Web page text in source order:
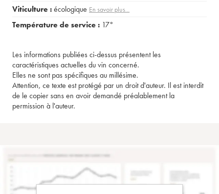
Viticulture :écologique En savoir plus...
Température de service : 17°
Les informations publiées ci-dessus présentent les
caractéristiques actuelles du vin concerné.
Elles ne sont pas spécifiques au millésime.
Attention, ce texte est protégé par un droit d'auteur. Il est interdit
de le copier sans en avoir demandé préalablement la
permission à l'auteur.